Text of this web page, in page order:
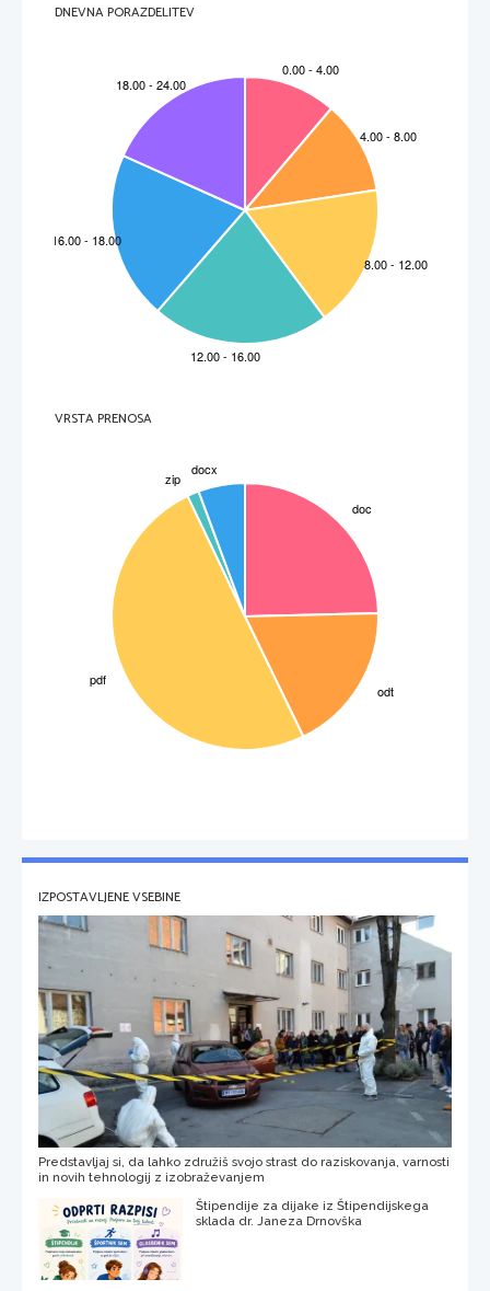
DNEVNA PORAZDELITEV
VRSTA PRENOSA
IZPOSTAVLJENE VSEBINE
Predstavljaj si, da lahko združiš svojo strast do raziskovanja, varnosti
in novih tehnologij z izobraževanjem
Štipendije za dijake iz Štipendijskega
sklada dr. Janeza Drnovška